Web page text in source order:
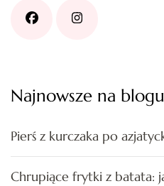
Najnowsze na blogu
Pierś z kurczaka po
Chrupiące frytki z batata: